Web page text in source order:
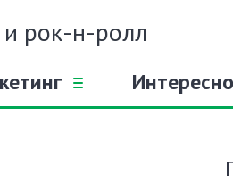
и рок-н-ролл